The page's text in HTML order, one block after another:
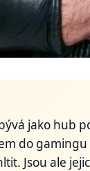
jako hub
do
Jsou ale